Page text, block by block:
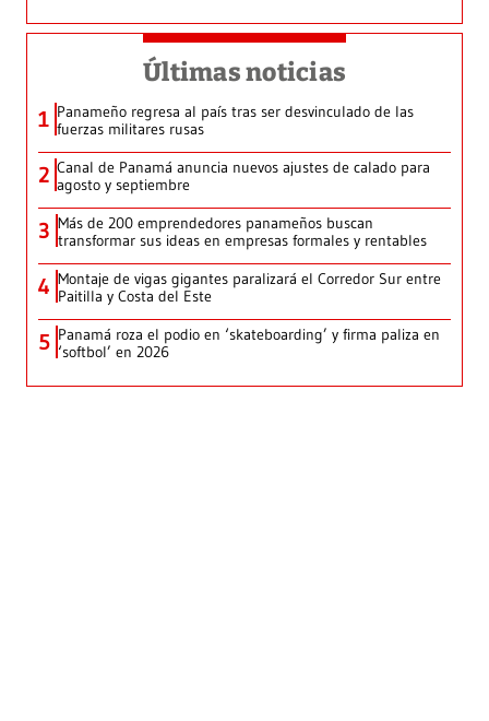
Últimas noticias
1 Panameño regresa al país tras ser desvinculado de las
fuerzas militares rusas
2 Canal de Panamá anuncia nuevos ajustes de calado para
agosto y septiembre
3 Más de 200 emprendedores panameños buscan
transformar sus ideas en empresas formales y rentables
4 Montaje de vigas gigantes paralizará el Corredor Sur entre
Paitilla y Costa del Este
5 Panamá roza el podio en ‘skateboarding’ y firma paliza en
‘softbol’ en 2026